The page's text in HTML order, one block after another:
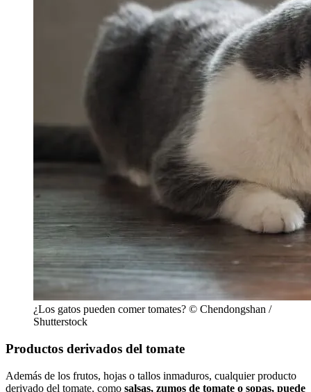
¿Los gatos pueden comer tomates? © Chendongshan /
Shutterstock
Productos derivados del tomate
Además de los frutos, hojas o tallos inmaduros, cualquier producto
derivado del tomate, como salsas, zumos de tomate o sopas, puede